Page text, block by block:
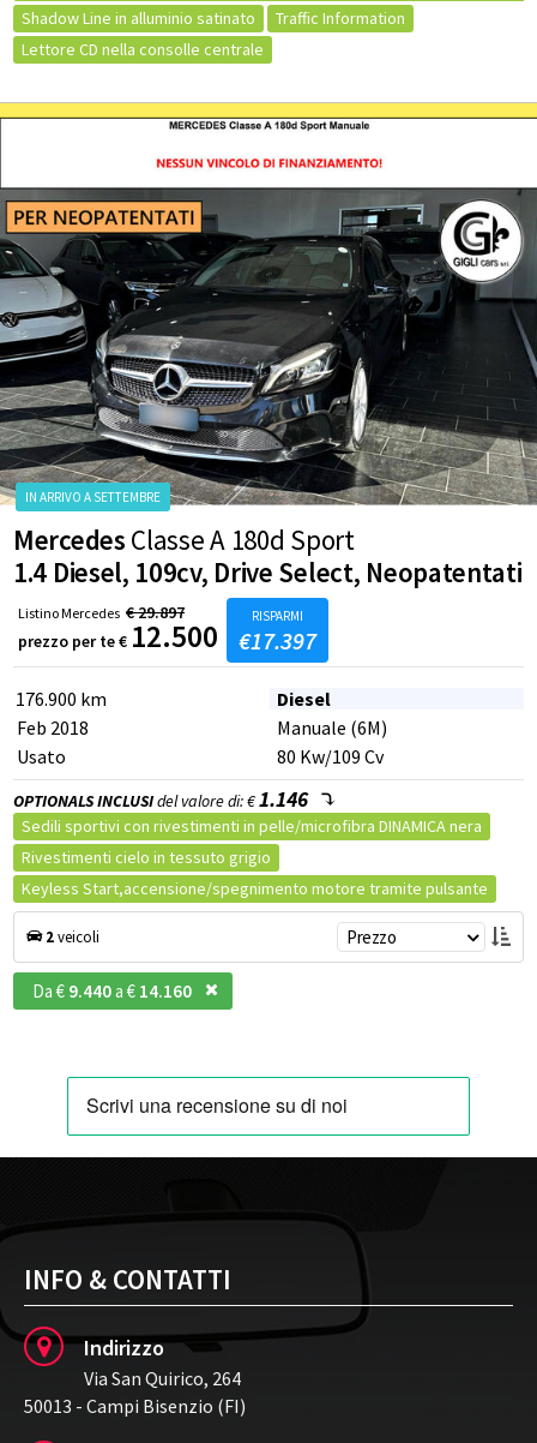
Shadow Line in alluminio satinato
Traffic Information
Lettore CD nella consolle centrale
BMW Head-up display
Barre longitudinali sul tetto in alluminio satinato
Fari Bi-LED con Cornering Lights
Retrovisori interno ed esterni autoanabbaglianti e ripiegabili elettricamente
Disattivazione airbag passeggero (da digitare nell'ordine se richiesto)
Retrovisore interno autoanabbagliante
Parking Assistant automatico
Vernice Metallizzata
Cerchi in lega da 18" st.566 FerricGrey/Bruniti con pneumatici 225/50 R18
Gancio traino
IN ARRIVO A SETTEMBRE
Mercedes Classe A 180d Sport
1.4 Diesel, 109cv, Drive Select, Neopatentati
prezzo per te€ 12.500
ListinoMercedes €29.897 RISPARMI
€17.397
176.900 km
Diesel
Feb 2018
Manuale (6M)
Usato
80 Kw/109 Cv
OPTIONALS INCLUSIdel valore di: €1.146
Sedili sportivi con rivestimenti in pelle/microfibra DINAMICA nera
Rivestimenti cielo in tessuto grigio
Keyless Start,accensione/spegnimento motore tramite pulsante
CarPlay (sistema operativo Apple)
Telecamera posteriore per retromarcia assistita
DYNAMIC SELECT con 4 programmi di marcia
Cristalli laterali posteriori e lunotto oscurati
2veicoli Prezzo
Da € 9.440a € 14.160
INFO & CONTATTI
Indirizzo
Via San Quirico, 264
50013 - Campi Bisenzio (FI)